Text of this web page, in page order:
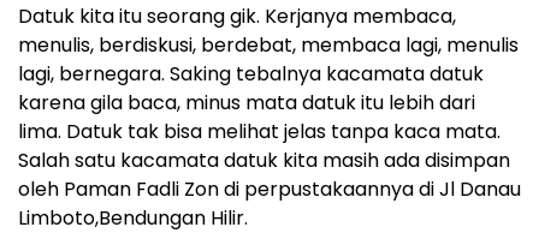
Datuk kita itu seorang gik. Kerjanya membaca,
menulis, berdiskusi, berdebat, membaca lagi, menulis
lagi, bernegara. Saking tebalnya kacamata datuk
karena gila baca, minus mata datuk itu lebih dari
lima. Datuk tak bisa melihat jelas tanpa kaca mata.
Salah satu kacamata datuk kita masih ada disimpan
oleh Paman Fadli Zon di perpustakaannya di Jl Danau
Limboto,Bendungan Hilir.